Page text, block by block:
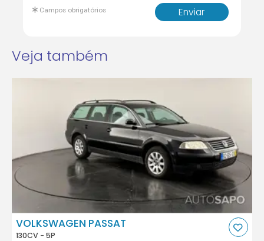
Enviar
Campos obrigatórios
Veja também
VOLKSWAGEN PASSAT
130CV - 5P